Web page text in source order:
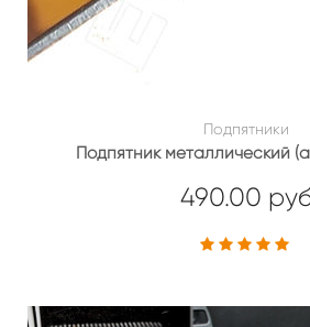
Подпятники
Подпятник металлический
490.00